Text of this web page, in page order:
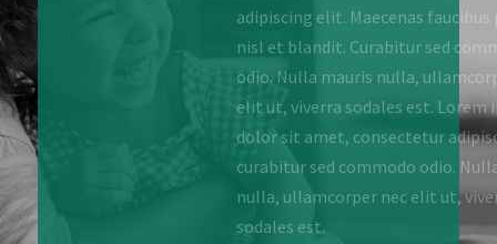
faucibus pulvinar
sed commodo
ullamcorper nec
est. Lorem ipsum
adipiscing elit
odio. Nulla mauris
elit ut, viverra
adipiscing elit. Maecenas faucibus
nisl et blandit. Curabitur sed
odio. Nulla mauris nulla,
elit ut, viverra sodales est. Lorem
dolor sit amet, consectetur
curabitur sed commodo odio.
nulla, ullamcorper nec elit ut,
sodales est.